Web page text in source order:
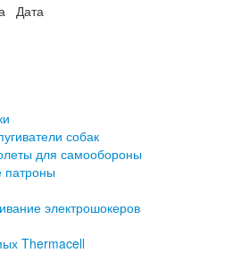
Дата
собак
для самообороны
патроны
электрошокеров
Thermacell